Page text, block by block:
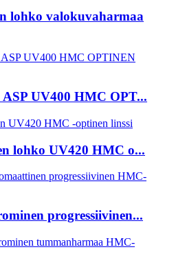
lohko valokuvaharmaa
ASP UV400 HMC OPT...
lohko UV420 HMC o...
progressiivinen...